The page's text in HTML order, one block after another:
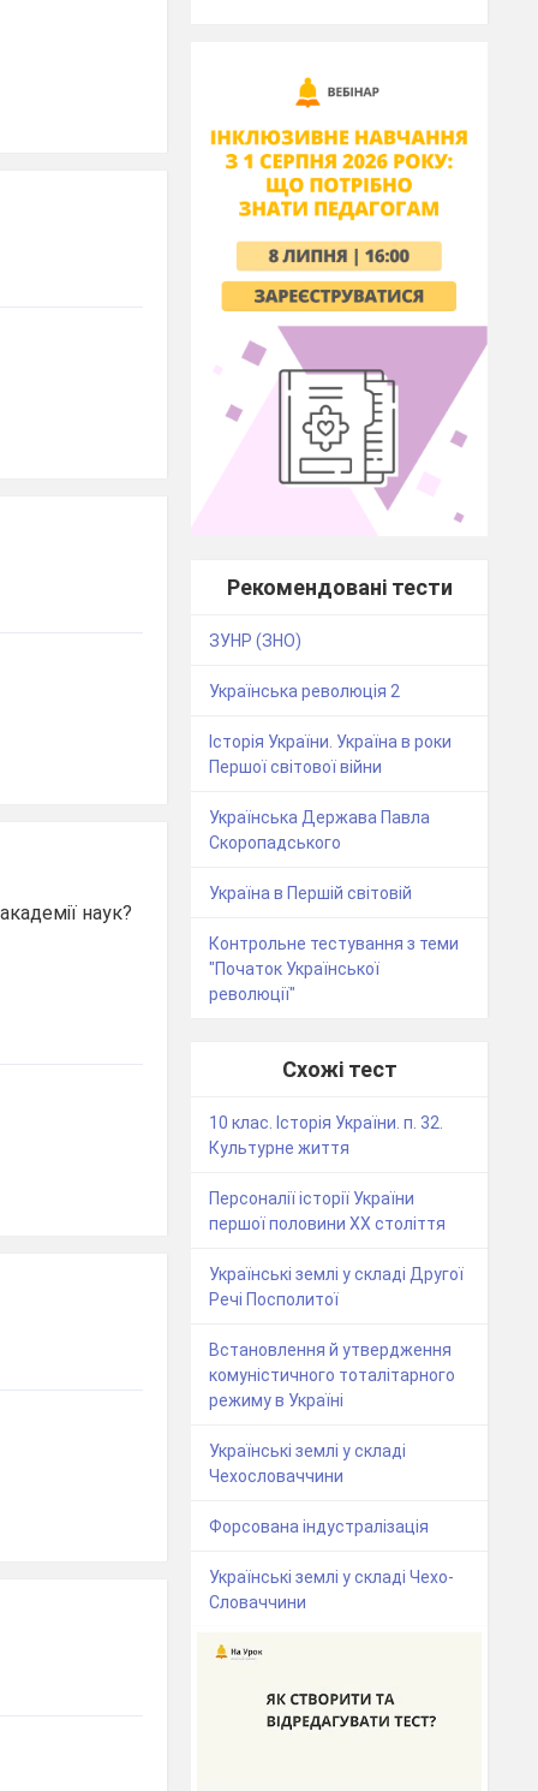
наук?
Рекомендовані тести
ЗУНР (ЗНО)
Українська революція 2
Історія України. Україна в роки
Першої світової війни
Українська Держава Павла
Скоропадського
Україна в Першій світовій
Контрольне тестування з теми
"Початок Української
революції"
Схожі тест
10 клас. Історія України. п. 32.
Культурне життя
Персоналії історії України
першої половини ХХ століття
Українські землі у складі Другої
Речі Посполитої
Встановлення й утвердження
комуністичного тоталітарного
режиму в Україні
Українські землі у складі
Чехословаччини
Форсована індустралізація
Українські землі у складі Чехо-
Словаччини